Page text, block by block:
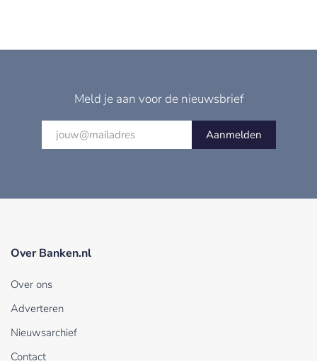
Meld je aan voor de nieuwsbrief
Aanmelden
Over Banken.nl
Over ons
Adverteren
Nieuwsarchief
Contact